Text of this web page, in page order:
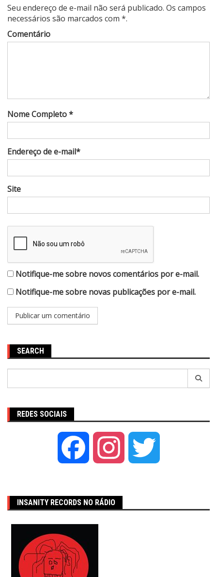
Seu endereço de e-mail não será publicado. Os campos
necessários são marcados com *.
Comentário
Nome Completo *
Endereço de e-mail*
Site
Notifique-me sobre novos comentários por e-mail.
Notifique-me sobre novas publicações por e-mail.
SEARCH
REDES SOCIAIS
Facebook Instagram
INSANITY RECORDS NO RÁDIO